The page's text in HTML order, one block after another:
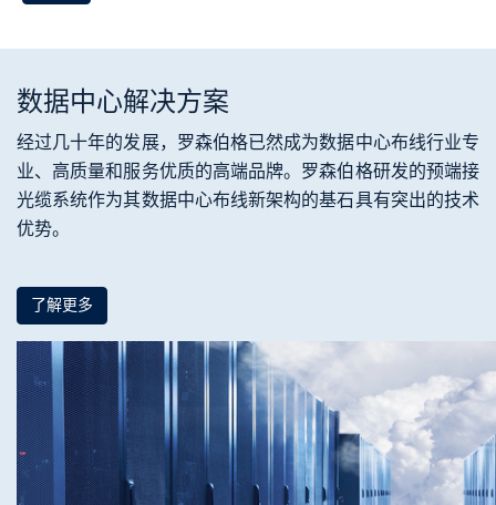
数据中心解决方案
经过几十年的发展，罗森伯格已然成为数据中心布线行业专
业、高质量和服务优质的高端品牌。罗森伯格研发的预端接
光缆系统作为其数据中心布线新架构的基石具有突出的技术
优势。
了解更多